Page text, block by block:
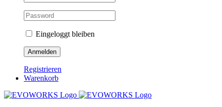
Eingeloggt bleiben
Registrieren
Warenkorb